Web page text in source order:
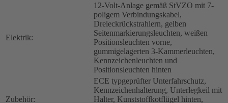
Elektrik:
12-Volt-Anlage gemäß StVZO mit 7-
poligem Verbindungskabel,
Dreieckrückstrahlern, gelben
Seitenmarkierungsleuchten, weißen
Positionsleuchten vorne,
gummigelagerten 3-Kammerleuchten,
Kennzeichenleuchten und
Positionsleuchten hinten
Zubehör:
ECE typgeprüfter Unterfahrschutz,
Kennzeichenhalterung, Unterlegkeil mit
Halter, Kunststoffkotflügel hinten,